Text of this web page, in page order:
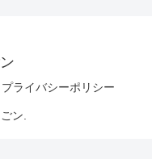
プライバシーポリシー
ン.